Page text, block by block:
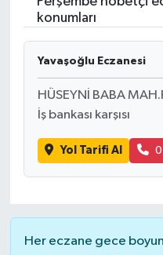
konumları
Yavaşoğlu Eczanesi
HÜSEYNİ BABA
İş bankası karşısı
Yol Tarifi Al
Her eczane gece
Turizm